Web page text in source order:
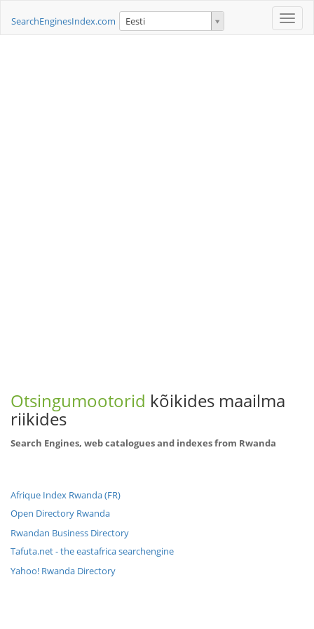
Toggle
SearchEnginesIndex.com Eesti
Otsingumootorid kõikides maailma
riikides
Search Engines, web catalogues and indexes from Rwanda
Afrique Index Rwanda (FR)
Open Directory Rwanda
Rwandan Business Directory
Tafuta.net - the eastafrica searchengine
Yahoo! Rwanda Directory